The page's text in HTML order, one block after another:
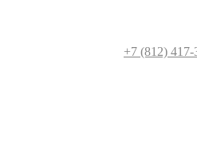
+7 (812) 417-